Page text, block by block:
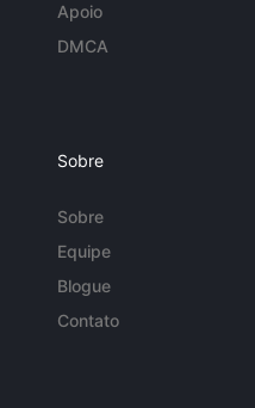
Apoio
DMCA
Sobre
Sobre
Equipe
Blogue
Contato